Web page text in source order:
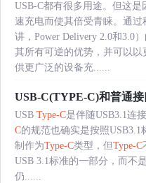
USB-C都有很多用途。但这
速充电而使其倍受青睐。通过
讲，Power Delivery 2.0和3.0
其所有可逆的优势，并可以
供更广泛的设备充......
USB-C(TYPE-C)和普通接
USB Type-C是伴随USB3.1连
C的规范也确实是按照USB3.1
制作为Type-C类型，但Type-C
USB 3.1标准的一部分，而不
仍......